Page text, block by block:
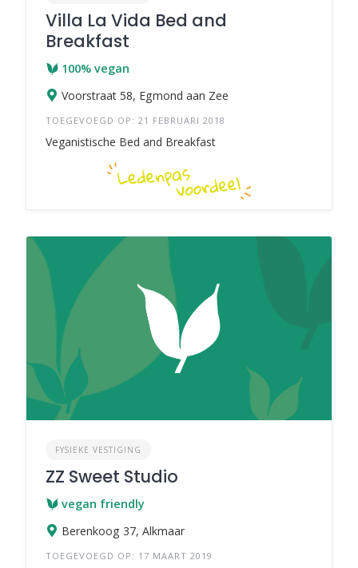
Villa La Vida Bed and
Breakfast
100% vegan
Voorstraat 58, Egmond aan Zee
TOEGEVOEGD OP: 21 FEBRUARI 2018
Veganistische Bed and Breakfast
FYSIEKE VESTIGING
ZZ Sweet Studio
vegan friendly
Berenkoog 37, Alkmaar
TOEGEVOEGD OP: 17 MAART 2019